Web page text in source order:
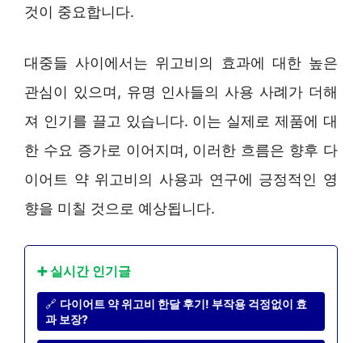
것이 중요합니다.
대중들 사이에서는 위고비의 효과에 대한 높은
관심이 있으며, 유명 인사들의 사용 사례가 더해
져 인기를 끌고 있습니다. 이는 실제로 제품에 대
한 수요 증가로 이어지며, 이러한 흐름은 향후 다
이어트 약 위고비의 사용과 연구에 긍정적인 영
향을 미칠 것으로 예상됩니다.
➕ 실시간 인기글
🔗 다이어트 약 위고비 한달 후기! 부작용 걱정없이 효
과 보장?